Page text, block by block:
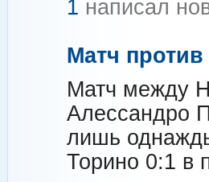
1 написал
Матч
Матч между
Алессандро
лишь
Торино 0:1 в